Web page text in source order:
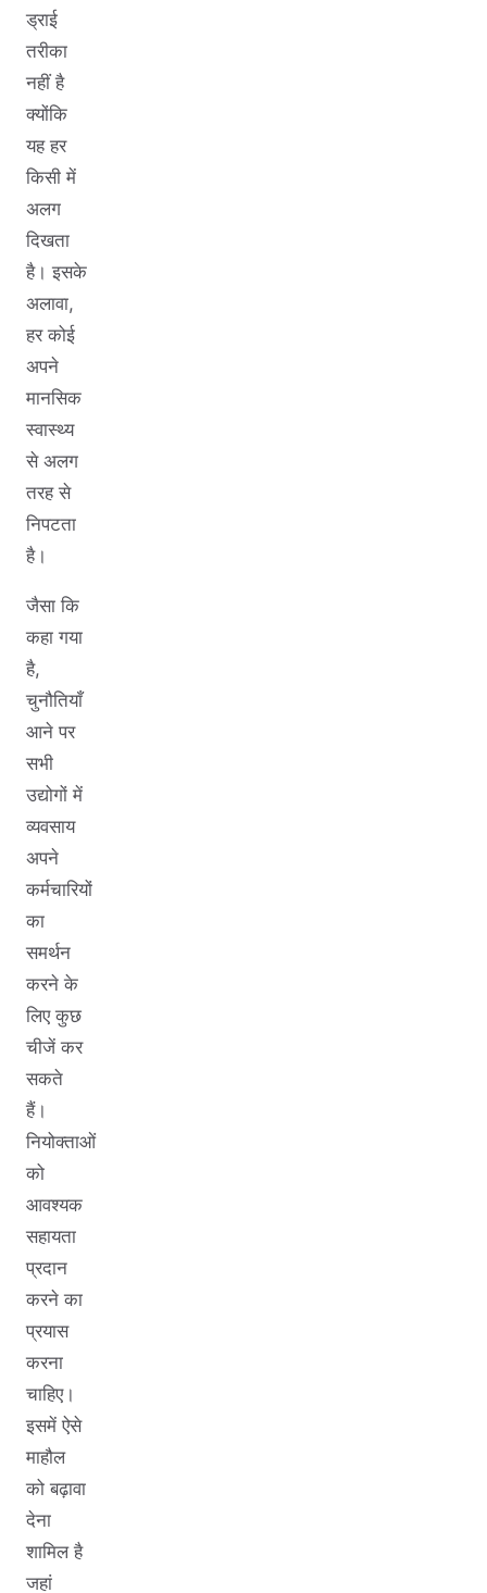
ड्राई
तरीका
नहीं है
क्योंकि
यह हर
किसी में
अलग
दिखता
है। इसके
अलावा,
हर कोई
अपने
मानसिक
स्वास्थ्य
से अलग
तरह से
निपटता
है।
जैसा कि
कहा गया
है,
चुनौतियाँ
आने पर
सभी
उद्योगों में
व्यवसाय
अपने
कर्मचारियों
का
समर्थन
करने के
लिए कुछ
चीजें कर
सकते
हैं।
नियोक्ताओं
को
आवश्यक
सहायता
प्रदान
करने का
प्रयास
करना
चाहिए।
इसमें ऐसे
माहौल
को बढ़ावा
देना
शामिल है
जहां